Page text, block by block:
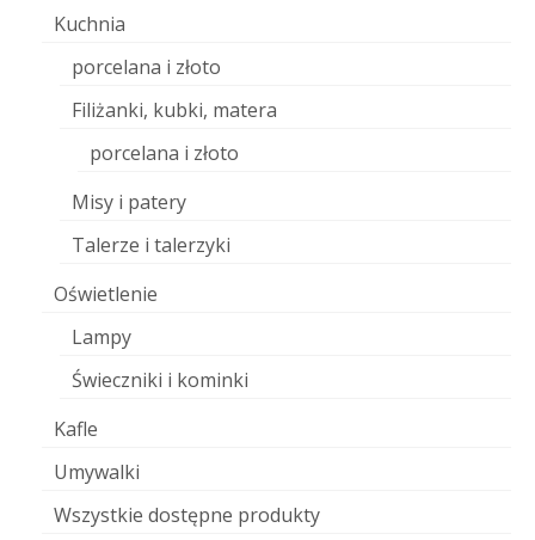
Kuchnia
porcelana i złoto
Filiżanki, kubki, matera
porcelana i złoto
Misy i patery
Talerze i talerzyki
Oświetlenie
Lampy
Świeczniki i kominki
Kafle
Umywalki
Wszystkie dostępne produkty